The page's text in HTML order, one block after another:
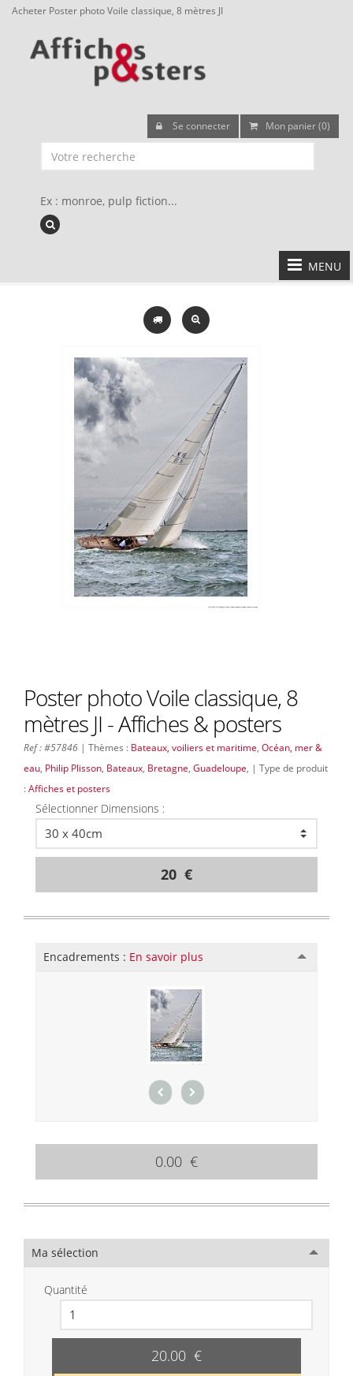
Acheter Poster photo Voile classique, 8 mètres JI
Se connecter Mon panier (0)
Ex : monroe, pulp fiction...
MENU
Poster photo Voile classique, 8
mètres JI - Affiches & posters
Ref : #57846 | Thèmes : Bateaux, voiliers et maritime Océan, mer &
eau Philip Plisson Bateaux Bretagne Guadeloupe , | Type de produit
:Affiches et posters
Sélectionner Dimensions :
20 €
Encadrements : En savoir plus
0.00 €
Ma sélection
Quantité
20.00 €